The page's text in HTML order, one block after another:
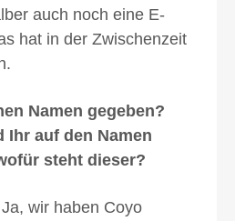
auch noch eine E-
hat in der Zwischenzeit
Namen gegeben?
Ihr auf den Namen
steht dieser?
Ja, wir haben Coyo